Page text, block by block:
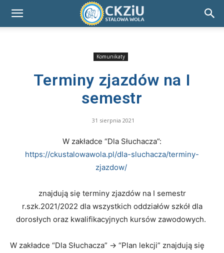
Komunikaty
Terminy zjazdów na I
semestr
31 sierpnia 2021
W zakładce “Dla Słuchacza”:
https://ckustalowawola.pl/dla-sluchacza/terminy-
zjazdow/
znajdują się terminy zjazdów na I semestr
r.szk.2021/2022 dla wszystkich oddziałów szkół dla
dorosłych oraz kwalifikacyjnych kursów zawodowych.
W zakładce “Dla Słuchacza” → “Plan lekcji” znajdują się